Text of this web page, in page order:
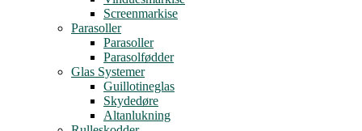
Screenmarkise
Parasoller
Parasoller
Parasolfødder
Glas Systemer
Guillotineglas
Skydedøre
Altanlukning